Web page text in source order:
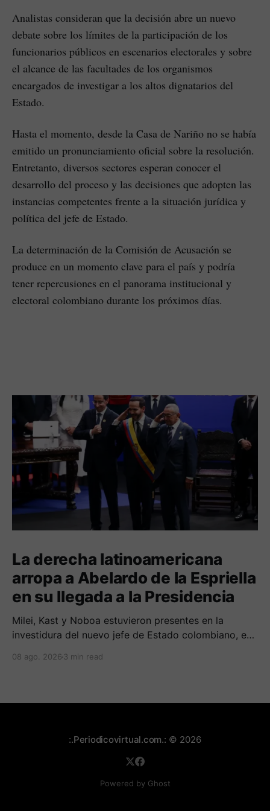
Analistas consideran que la decisión abre un nuevo
debate sobre los límites de la participación de los
funcionarios públicos en escenarios electorales y sobre
el alcance de las facultades de los organismos
encargados de investigar a los altos dignatarios del
Estado.
Hasta el momento, desde la Casa de Nariño no se había
emitido un pronunciamiento oficial sobre la resolución.
Entretanto, diversos sectores esperan conocer el
desarrollo del proceso y las decisiones que adopten las
instancias competentes frente a la situación jurídica y
política del jefe de Estado.
La determinación de la Comisión de Acusación se
produce en un momento clave para el país y podría
tener repercusiones en el panorama institucional y
electoral colombiano durante los próximos días.
La derecha latinoamericana
arropa a Abelardo de la Espriella
en su llegada a la Presidencia
Milei, Kast y Noboa estuvieron presentes en la
investidura del nuevo jefe de Estado colombiano, en
mensajes de acercamiento regional.
08 ago. 2026 3 min read
:.Periodicovirtual.com.: © 2026
Powered by Ghost